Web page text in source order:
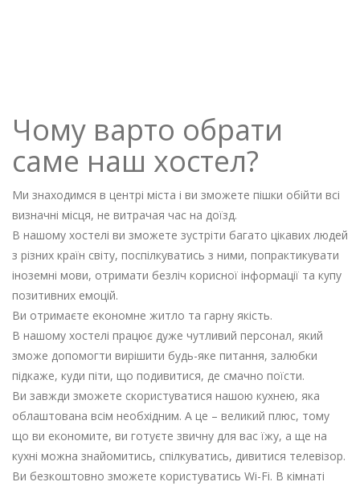
Чому варто обрати
саме наш хостел?
Ми знаходимся в центрі міста і ви зможете пішки обійти всі
визначні місця, не витрачая час на доїзд.
В нашому хостелі ви зможете зустріти багато цікавих людей
з різних країн світу, поспілкуватись з ними, попрактикувати
іноземні мови, отримати безліч корисної інформації та купу
позитивних емоцій.
Ви отримаєте економне житло та гарну якість.
В нашому хостелі працює дуже чутливий персонал, який
зможе допомогти вирішити будь-яке питання, залюбки
підкаже, куди піти, що подивитися, де смачно поїсти.
Ви завжди зможете скористуватися нашою кухнею, яка
облаштована всім необхідним. А це – великий плюс, тому
що ви економите, ви готуєте звичну для вас їжу, а ще на
кухні можна знайомитись, спілкуватись, дивитися телевізор.
Ви безкоштовно зможете користуватись Wi-Fi. В кімнаті